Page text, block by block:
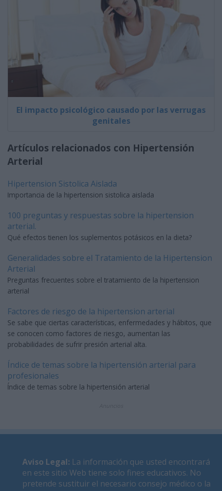
El impacto psicológico causado por las verrugas
genitales
Artículos relacionados con Hipertensión
Arterial
Hipertension Sistolica Aislada
Importancia de la hipertension sistolica aislada
100 preguntas y respuestas sobre la hipertension
arterial.
Qué efectos tienen los suplementos potásicos en la dieta?
Generalidades sobre el Tratamiento de la Hipertension
Arterial
Preguntas frecuentes sobre el tratamiento de la hipertension
arterial
Factores de riesgo de la hipertension arterial
Se sabe que ciertas características, enfermedades y hábitos, que
se conocen como factores de riesgo, aumentan las
probabilidades de sufrir presión arterial alta.
Índice de temas sobre la hipertensión arterial para
profesionales
Índice de temas sobre la hipertensión arterial
Aviso Legal: La información que usted encontrará
en este sitio Web tiene solo fines educativos. No
pretende sustituir el necesario consejo médico o la